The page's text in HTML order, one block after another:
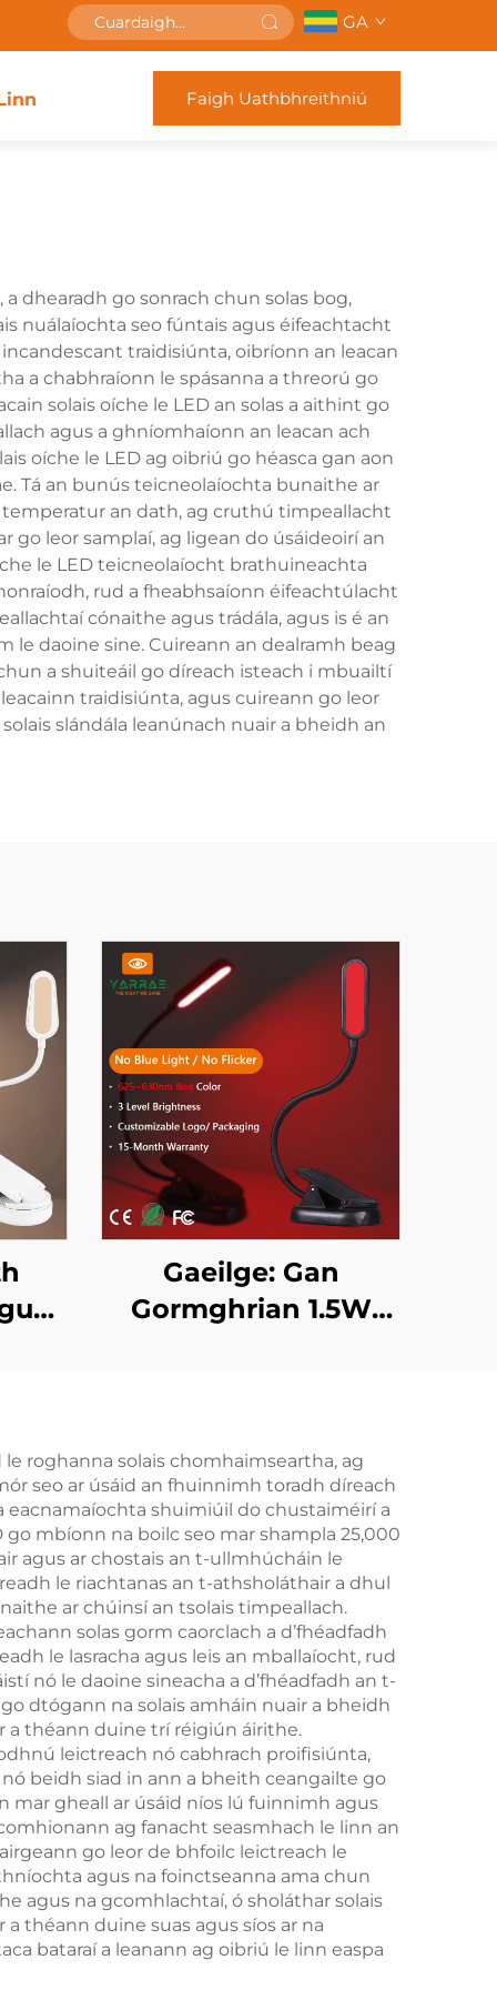
GA
Faigh Uathbhreithniú
dhearadh go sonrach chun solas bog,
nuálaíochta seo fúntais agus éifeachtacht
traidisiúnta, oibríonn an leacan
a chabhraíonn le spásanna a threorú go
solais oíche le LED an solas a aithint go
agus a ghníomhaíonn an leacan ach
oíche le LED ag oibriú go héasca gan aon
Tá an bunús teicneolaíochta bunaithe ar
an dath, ag cruthú timpeallacht
leor samplaí, ag ligean do úsáideoirí an
le LED teicneolaíocht brathuineachta
rud a fheabhsaíonn éifeachtúlacht
cónaithe agus trádála, agus is é an
le daoine sine. Cuireann an dealramh beag
a shuiteáil go díreach isteach i mbuailtí
traidisiúnta, agus cuireann go leor
slándála leanúnach nuair a bheidh an
Gaeilge: Gan
Gormghrian 1.5W
Dath 3 Leibhéal Is
Soilse Soirleac Black
roghanna solais chomhaimseartha, ag
seo ar úsáid an fhuinnimh toradh díreach
eacnamaíochta shuimiúil do chustaiméirí a
mbíonn na boilc seo mar shampla 25,000
agus ar chostais an t-ullmhúcháin le
le riachtanas an t-athsholáthair a dhul
ar chúinsí an tsolais timpeallach.
solas gorm caorclach a d’fhéadfadh
le lasracha agus leis an mballaíocht, rud
nó le daoine sineacha a d’fhéadfadh an t-
dtógann na solais amháin nuair a bheidh
a théann duine trí réigiún áirithe.
leictreach nó cabhrach proifisiúnta,
beidh siad in ann a bheith ceangailte go
mar gheall ar úsáid níos lú fuinnimh agus
ag fanacht seasmhach le linn an
go leor de bhfoilc leictreach le
agus na foinctseanna ama chun
agus na gcomhlachtaí, ó sholáthar solais
théann duine suas agus síos ar na
bataraí a leanann ag oibriú le linn easpa